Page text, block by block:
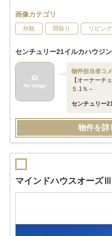
画像カテゴリ
外観 間取り リビング
センチュリー21イルカハウジ
物件担当者コ
【オーナーチ
５.1％～
センチュリー
物件を詳
マインドハウスオーズⅢ